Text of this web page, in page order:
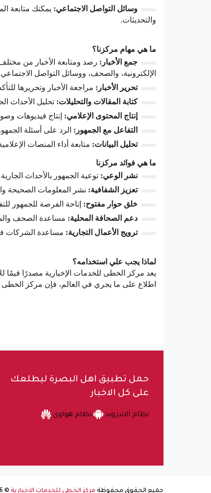
وسائل التواصل الاجتماعي: يمكنك متابعة
والتحديثات.
ما هي مهام مركزنا؟
جمع الأخبار : رصد ومتابعة الأخبار من
الإلكترونية، والصحف، ووسائل التواصل الاجتماعي
تحرير الأخبار : مراجعة الأخبار وتحريرها
كتابة المقالات والتحليلات: تحليل الأحداث
إنتاج المحتوى الإعلامي: إنتاج فيديوهات
التفاعل مع الجمهور : الرد على أسئلة
تحليل البيانات: متابعة أداء المنصات
ما هي فوائد مركزنا
نشر الوعي: توعية الجمهور بالأحداث
تعزيز الشفافية: نشر المعلومات الصحيحة
خلق حوار مفتوح: إتاحة الفرصة للجمهور
دعم الصحافة المحلية: مساعدة الصحف
ترويج الأعمال التجارية: مساعدة الشركات
لماذا يجب علي استخدامه؟
يعد مركز الخطى للخدمات الإخبارية مصدرًا قيمًا
اطلاع على ما يجري في العالم، فإن مركز الخطى
حمل تطبيق اهل البصرة ليطلعك
على كل الاخبار
نظام الاندرويد نظام هواوي
جميع الحقوق محفوظة مركز الخطى للخدمات الاخبارية ©